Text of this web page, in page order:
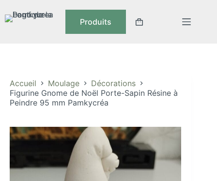
au
contenu
Produits
Panier
Accueil Moulage
Décorations
Figurine Gnome de Noël Porte-Sapin Résine à
Peindre 95 mm Pamkycréa